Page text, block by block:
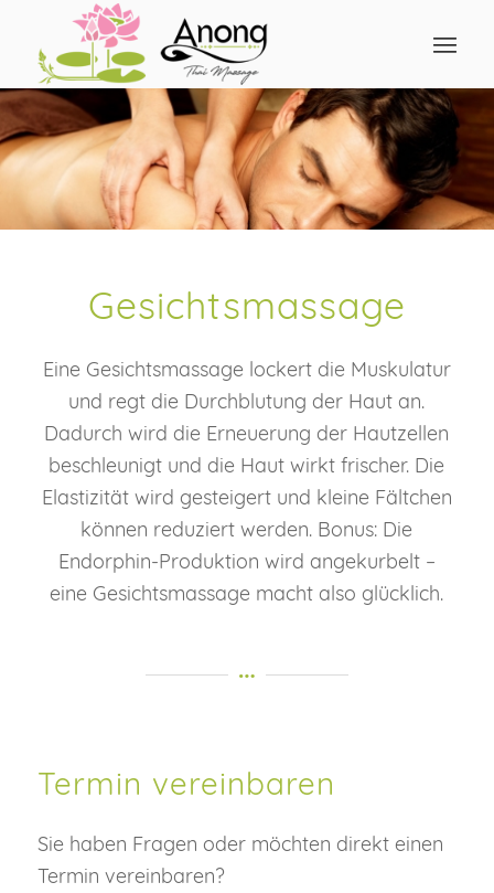
Gesichtsmassage
Eine Gesichtsmassage lockert die Muskulatur
und regt die Durchblutung der Haut an.
Dadurch wird die Erneuerung der Hautzellen
beschleunigt und die Haut wirkt frischer. Die
Elastizität wird gesteigert und kleine Fältchen
können reduziert werden. Bonus: Die
Endorphin-Produktion wird angekurbelt –
eine Gesichtsmassage macht also glücklich.
Termin vereinbaren
Sie haben Fragen oder möchten direkt einen
Termin vereinbaren?